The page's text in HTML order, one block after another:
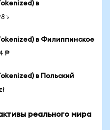
в
৳
в Филиппинское
₱
в Польский
реального мира